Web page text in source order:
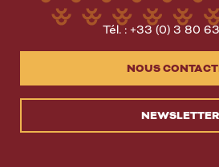
Tél. : +33 (0) 3 80
NOUS
NEWSLETTER